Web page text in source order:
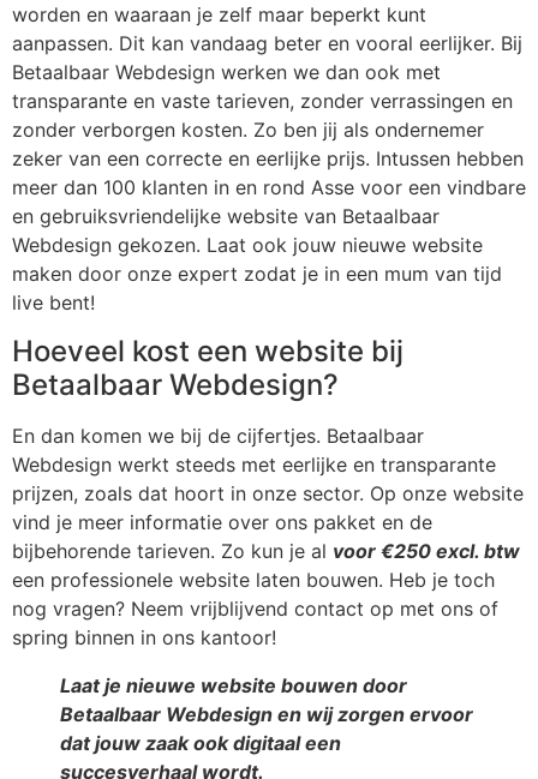
worden en waaraan je zelf maar beperkt kunt
aanpassen. Dit kan vandaag beter en vooral eerlijker. Bij
Betaalbaar Webdesign werken we dan ook met
transparante en vaste tarieven, zonder verrassingen en
zonder verborgen kosten. Zo ben jij als ondernemer
zeker van een correcte en eerlijke prijs. Intussen hebben
meer dan 100 klanten in en rond Asse voor een vindbare
en gebruiksvriendelijke website van Betaalbaar
Webdesign gekozen. Laat ook jouw nieuwe website
maken door onze expert zodat je in een mum van tijd
live bent!
Hoeveel kost een website bij
Betaalbaar Webdesign?
En dan komen we bij de cijfertjes. Betaalbaar
Webdesign werkt steeds met eerlijke en transparante
prijzen, zoals dat hoort in onze sector. Op onze website
vind je meer informatie over ons pakket en de
bijbehorende tarieven. Zo kun je al voor €250 excl. btw
een professionele website laten bouwen. Heb je toch
nog vragen? Neem vrijblijvend contact op met ons of
spring binnen in ons kantoor!
Laat je nieuwe website bouwen door
Betaalbaar Webdesign en wij zorgen ervoor
dat jouw zaak ook digitaal een
succesverhaal wordt.